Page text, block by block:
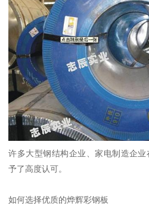
许多大型钢结构企业、家电制造企
予了高度认可。
如何选择优质的烨辉彩钢板